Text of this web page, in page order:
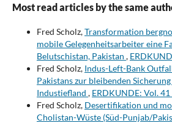
Most read articles by the same
Fred Scholz,Transformation
mobile Gelegenheitsarbeiter eine
Belutschistan, Pakistan ,
Fred Scholz, Indus-Left-Bank
Pakistans zur bleibenden
Industiefland , ERDKUNDE: Vol.
Fred Scholz, Desertifikation und
Cholistan-Wüste (Süd-Punjab/